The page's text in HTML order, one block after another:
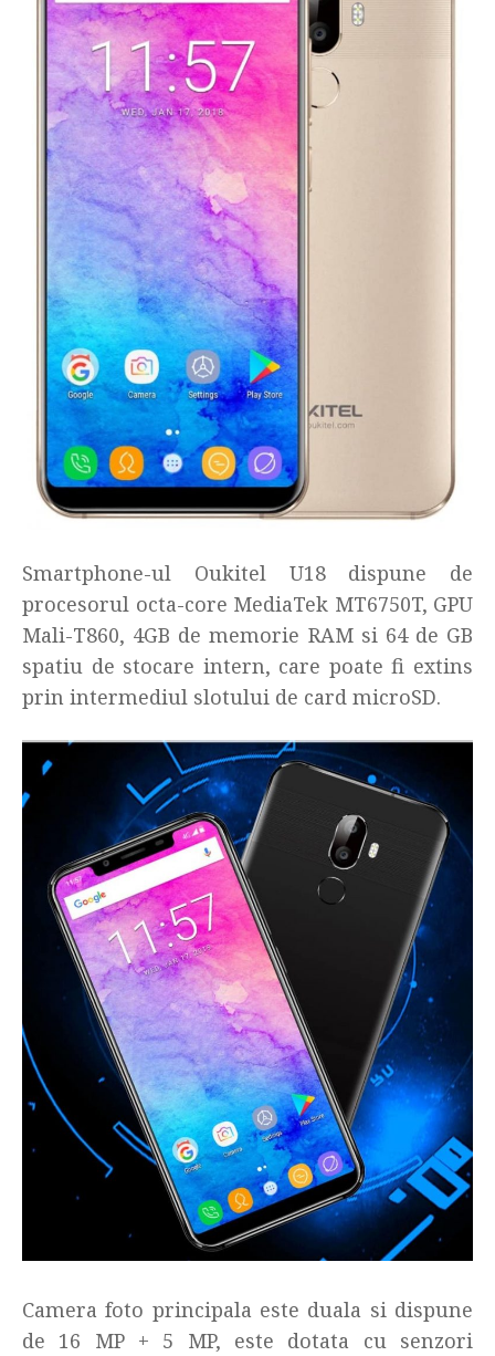
Smartphone-ul Oukitel U18 dispune de
procesorul octa-core MediaTek MT6750T, GPU
Mali-T860, 4GB de memorie RAM si 64 de GB
spatiu de stocare intern, care poate fi extins
prin intermediul slotului de card microSD.
Camera foto principala este duala si dispune
de 16 MP + 5 MP, este dotata cu senzori